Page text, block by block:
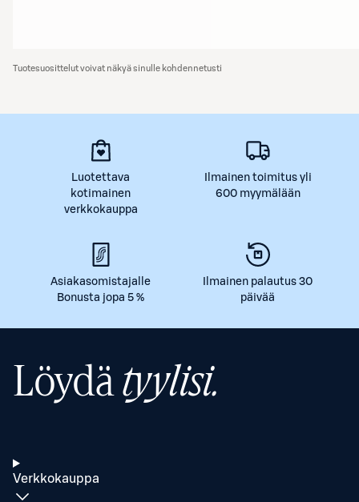
Tuotesuosittelut voivat näkyä sinulle kohdennetusti
Luotettava
kotimainen
verkkokauppa
Ilmainen toimitus yli
600 myymälään
Asiakasomistajalle
Bonusta jopa 5 %
Ilmainen palautus 30
päivää
Löydätyylisi.
Verkkokauppa